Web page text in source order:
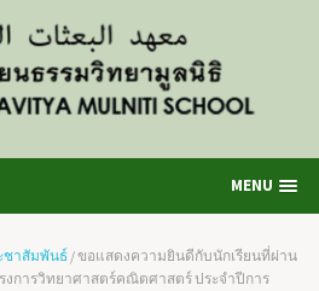
MENU
ชาสัมพันธ์/ขอแสดงความยินดีกับนักเรียนที่ผ่าน
งการวิทยาศาสตร์คณิตศาสตร์ ประจำปีการ